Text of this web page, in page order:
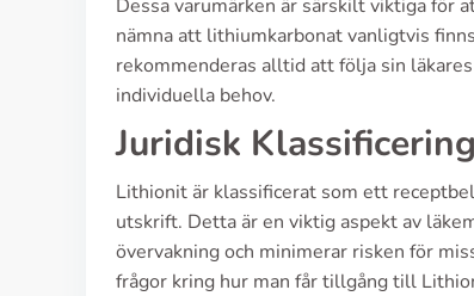
Dessa varumärken är särskilt viktiga
nämna att lithiumkarbonat vanligtvis
rekommenderas alltid att följa sin
individuella behov.
Juridisk Klassificering
Lithionit är klassificerat som ett
utskrift. Detta är en viktig aspekt av
övervakning och minimerar risken för
frågor kring hur man får tillgång till